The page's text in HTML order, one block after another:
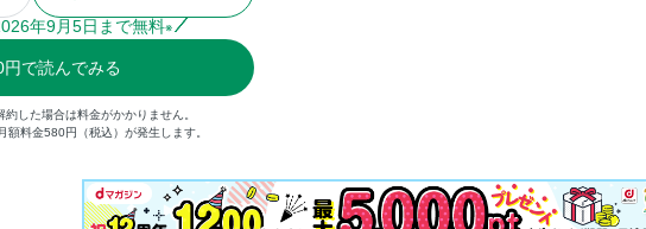
年9月5日まで無料※
円で読んでみる
した場合は料金がかかりません。
額料金580円（税込）が発生します。
【CD的いま気になるクルマ】ヒョンデ・
ーペ／アウディA5シリーズ／スズキ・ジ